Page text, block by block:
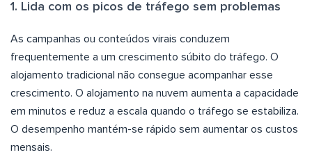
1. Lida com os picos de tráfego sem problemas
As campanhas ou conteúdos virais conduzem
frequentemente a um crescimento súbito do tráfego. O
alojamento tradicional não consegue acompanhar esse
crescimento. O alojamento na nuvem aumenta a capacidade
em minutos e reduz a escala quando o tráfego se estabiliza.
O desempenho mantém-se rápido sem aumentar os custos
mensais.